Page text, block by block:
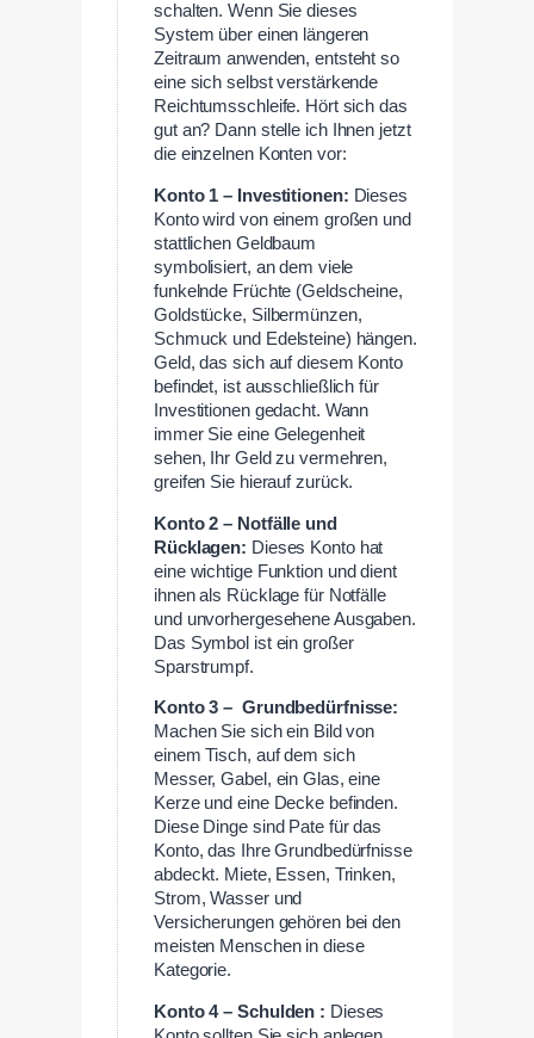
schalten. Wenn Sie dieses
System über einen längeren
Zeitraum anwenden, entsteht so
eine sich selbst verstärkende
Reichtumsschleife. Hört sich das
gut an? Dann stelle ich Ihnen jetzt
die einzelnen Konten vor:
Konto 1 – Investitionen: Dieses
Konto wird von einem großen und
stattlichen Geldbaum
symbolisiert, an dem viele
funkelnde Früchte (Geldscheine,
Goldstücke, Silbermünzen,
Schmuck und Edelsteine) hängen.
Geld, das sich auf diesem Konto
befindet, ist ausschließlich für
Investitionen gedacht. Wann
immer Sie eine Gelegenheit
sehen, Ihr Geld zu vermehren,
greifen Sie hierauf zurück.
Konto 2 – Notfälle und
Rücklagen: Dieses Konto hat
eine wichtige Funktion und dient
ihnen als Rücklage für Notfälle
und unvorhergesehene Ausgaben.
Das Symbol ist ein großer
Sparstrumpf.
Konto 3 – Grundbedürfnisse:
Machen Sie sich ein Bild von
einem Tisch, auf dem sich
Messer, Gabel, ein Glas, eine
Kerze und eine Decke befinden.
Diese Dinge sind Pate für das
Konto, das Ihre Grundbedürfnisse
abdeckt. Miete, Essen, Trinken,
Strom, Wasser und
Versicherungen gehören bei den
meisten Menschen in diese
Kategorie.
Konto 4 – Schulden : Dieses